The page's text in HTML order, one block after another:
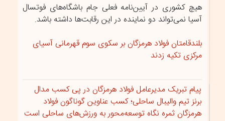
هیچ کشوری در آیین‌نامه فعلی جام باشگاه‌های فوتسال
آسیا نمی‌تواند دو نماینده در این رقابت‌ها داشته باشد.
بلندقامتان فولاد هرمزگان بر سکوی سوم قهرمانی آسیای
مرکزی تکیه زدند
پیام تبریک مدیرعامل فولاد هرمزگان در پی کسب مدال
برنز تیم والیبال ساحلی؛ کسب عناوین گوناگون فولاد
هرمزگان ثمره نگاه توسعه‌محور به ورزش‌های ساحلی است